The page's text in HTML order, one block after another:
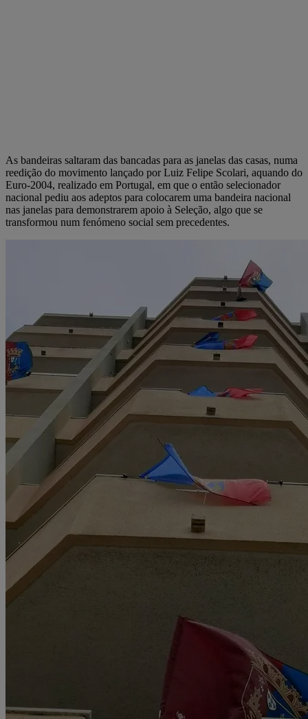
As bandeiras saltaram das bancadas para as janelas das casas, numa
reedição do movimento lançado por Luiz Felipe Scolari, aquando do
Euro-2004, realizado em Portugal, em que o então selecionador
nacional pediu aos adeptos para colocarem uma bandeira nacional
nas janelas para demonstrarem apoio à Seleção, algo que se
transformou num fenómeno social sem precedentes.